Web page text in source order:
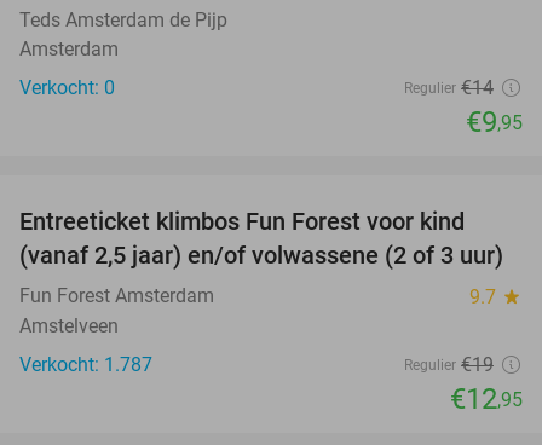
Teds Amsterdam de Pijp
Amsterdam
Verkocht: 0
Regulier €14
€9,95
Entreeticket klimbos Fun Forest voor kind
(vanaf 2,5 jaar) en/of volwassene (2 of 3 uur)
Fun Forest Amsterdam 9.7 star
Amstelveen
Verkocht: 1.787
Regulier €19
€12,95